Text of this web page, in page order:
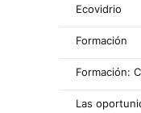
Ecovidrio
Formación
Formación:
Las